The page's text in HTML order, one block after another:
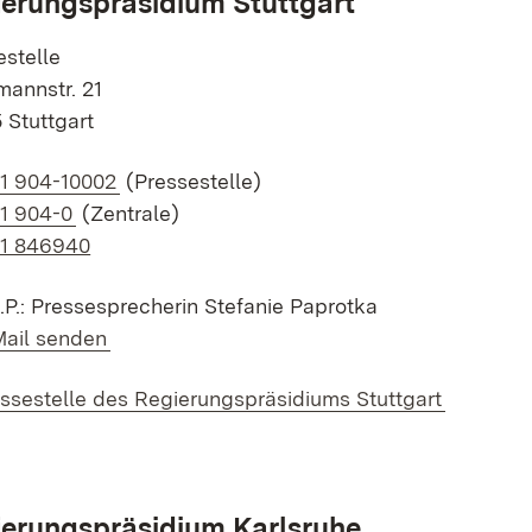
21
Stuttgart
auf Telefonnummer:
904-10002 (Pressestelle)
auf Telefonnummer:
904-0 (Zentrale)
846940
Pressesprecherin Stefanie Paprotka
auf E-Mail:
senden
des Regierungspräsidiums Stuttgart